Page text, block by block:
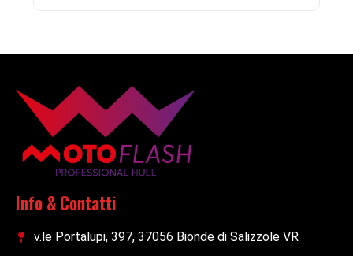
Info & Contatti
v.le Portalupi, 397, 37056 Bionde di Salizzole VR